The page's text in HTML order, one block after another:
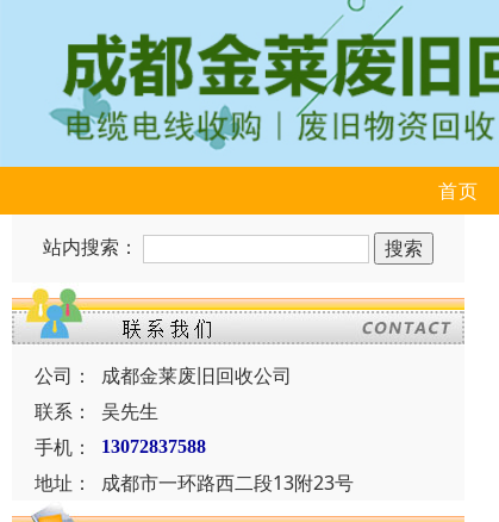
首页
站内搜索：
公司：
成都金莱废旧回收公司
联系：
吴先生
手机：
13072837588
地址： 成都市一环路西二段13附23号